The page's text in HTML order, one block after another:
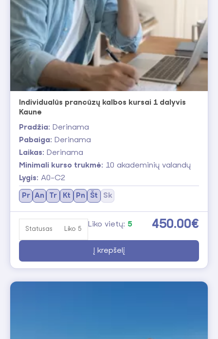
pasirinkite jums tinkamiausią kursą.
Individualūs prancūzų kalbos kursai 1 dalyvis
Kaune
Pradžia: Derinama
Pabaiga: Derinama
Laikas: Derinama
Minimali kurso trukmė: 10 akademinių valandų
Lygis: A0-C2
Pr An Tr Kt Pn Št Sk
Statusas Liko 5 450.00€
Liko vietų: 5
Į krepšelį